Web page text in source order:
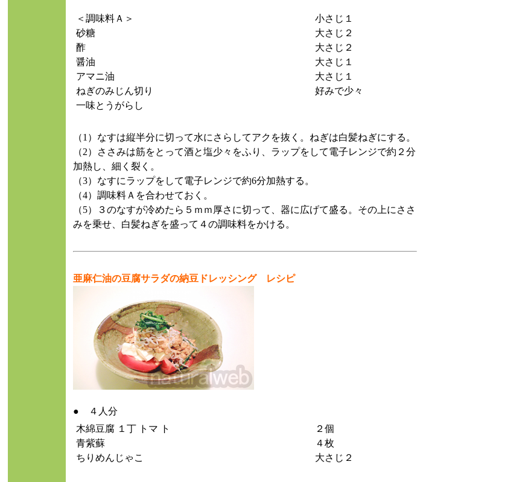
＜調味料Ａ＞
砂糖
酢
醤油
アマニ油
ねぎのみじん切り
一味とうがらし
小さじ１
大さじ２
大さじ２
大さじ１
大さじ１
好みで少々
（1）なすは縦半分に切って水にさらしてアクを抜く。ねぎは白髪ねぎにする。
（2）ささみは筋をとって酒と塩少々をふり、ラップをして電子レンジで約２分
加熱し、細く裂く。
（3）なすにラップをして電子レンジで約6分加熱する。
（4）調味料Ａを合わせておく。
（5）３のなすが冷めたら５ｍｍ厚さに切って、器に広げて盛る。その上にささ
みを乗せ、白髪ねぎを盛って４の調味料をかける。
亜麻仁油の豆腐サラダの納豆ドレッシング レシピ
● ４人分
木綿豆腐 １丁 トマ ト
青紫蘇
ちりめんじゃこ
２個
４枚
大さじ２